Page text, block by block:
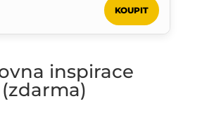
KOUPIT
inspirace
(zdarma)